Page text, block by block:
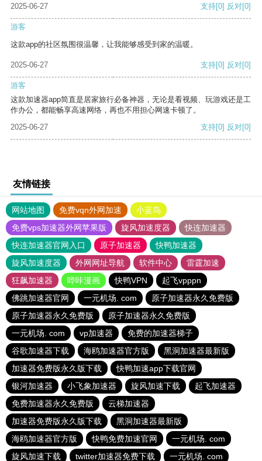
2025-06-27
支持[0] 反对[0]
游客
这款app的社区氛围很温馨，让我能够感受到家的温暖。
2025-06-27 支持[0] 反对[0]
游客
这款加速器app简直是居家旅行必备神器，无论是看视频、玩游戏还是工
作办公，都能畅享高速网络，再也不用担心网速卡顿了。
2025-06-27
支持[0] 反对[0]
友情链接
网站地图 免费vqn外网加速
小蓝鸟
免费vps加速器外网苹果版
旋风加速度器
快连加速器
快连加速器官网入口
原子加速器
快鸭加速器
旋风加速度器
外网网址导航 软件中心
雷霆加速
狂飙加速器
哔咔漫画 快鸭VPN
起飞vpppn
佛跳加速器官网
一元机场. com
原子加速器永久免费版
原子加速器永久免费版
原子加速器永久免费版
一元机场. com
vp加速器
免费的加速器梯子
谷歌加速器下载
海鸥加速器官方版
黑洞加速器最新版
加速器免费版永久版下载
快鸭加速app下载官网
银河加速器
小飞象加速器 旋风加速下载
起飞加速器
免费加速器永久免费版
云梯加速器
加速器免费版永久版下载
黑洞加速器最新版
海鸥加速器官方版
快鸭免费加速官网
一元机场. com
旋风加速下载
twitter加速器免费下载 一元机场. com